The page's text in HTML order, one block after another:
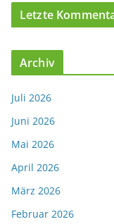
Letzte
Archiv
Juli 2026
Juni 2026
Mai 2026
April 2026
März 2026
Februar 2026